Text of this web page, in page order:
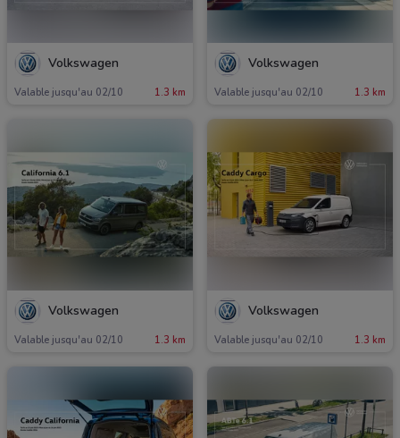
Volkswagen
Valable jusqu'au 02/10 1.3 km
Volkswagen
Valable jusqu'au 02/10 1.3 km
Volkswagen
Valable jusqu'au 02/10 1.3 km
Volkswagen
Valable jusqu'au 02/10 1.3 km